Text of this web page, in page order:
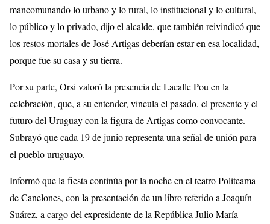
mancomunando lo urbano y lo rural, lo institucional y lo cultural,
lo público y lo privado, dijo el alcalde, que también reivindicó que
los restos mortales de José Artigas deberían estar en esa localidad,
porque fue su casa y su tierra.
Por su parte, Orsi valoró la presencia de Lacalle Pou en la
celebración, que, a su entender, vincula el pasado, el presente y el
futuro del Uruguay con la figura de Artigas como convocante.
Subrayó que cada 19 de junio representa una señal de unión para
el pueblo uruguayo.
Informó que la fiesta continúa por la noche en el teatro Politeama
de Canelones, con la presentación de un libro referido a Joaquín
Suárez, a cargo del expresidente de la República Julio María